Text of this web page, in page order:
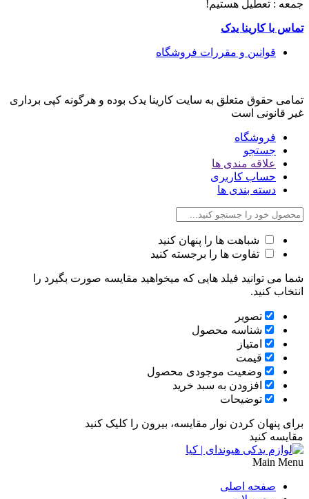
جمعه : تعطیل هستیم!
تماس با کارینا یدک
قوانین و مقررات فروشگاه
تمامی حقوق متعلق به سایت کارینا یدک بوده و هرگونه کپی برداری
غیر قانونی است
فروشگاه
جستجو
علاقه مندی ها
حساب کاربری
دسته بندی ها
شباهت ها را پنهان کنید
تفاوت ها را برجسته کنید
شما می توانید فیلد هایی که میخواهید مقایسه صورت بگیرد را
انتخاب کنید.
تصویر
شناسه محصول
امتیاز
قیمت
وضعیت موجودی محصول
افزودن به سبد خرید
توضیحات
برای پنهان کردن نوار مقایسه، بیرون را کلیک کنید
مقایسه کنید
Main Menu
صفحه اصلی